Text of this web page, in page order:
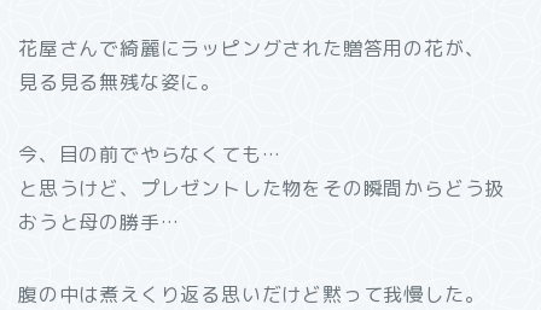
花屋さんで綺麗にラッピングされた贈答用の花が、
見る見る無残な姿に。
今、目の前でやらなくても…
と思うけど、プレゼントした物をその瞬間からどう扱
おうと母の勝手…
腹の中は煮えくり返る思いだけど黙って我慢した。